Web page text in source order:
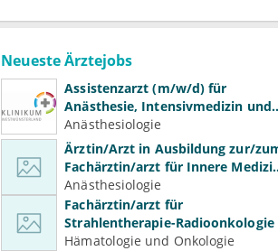
Neueste Ärztejobs
Assistenzarzt (m/w/d) für
Anästhesie, Intensivmedizin und
Schmerztherapie
Anästhesiologie
Ärztin/Arzt in Ausbildung zur/
Fachärztin/arzt für Innere
(Kardiologie, Nephrologie,
Intensivmedizin)
Anästhesiologie
Fachärztin/arzt für
Strahlentherapie-Radioonkologie
Hämatologie und Onkologie